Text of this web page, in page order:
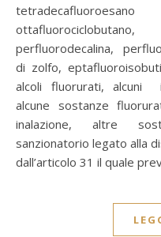
perfluorodecalina,
di zolfo,
alcoli fluorurati, alcuni
alcune sostanze
inalazione, altre
sanzionatorio legato alla
dall’articolo 31 il quale